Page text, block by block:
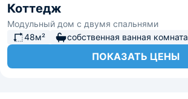
Коттедж
Модульный дом с двумя спальнями
48м²
собственная ванная комната
ПОКАЗАТЬ ЦЕНЫ